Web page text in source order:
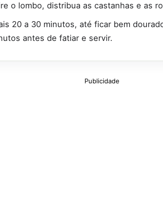
o lombo, distribua as castanhas e as
20 a 30 minutos, até ficar bem
antes de fatiar e servir.
Publicidade